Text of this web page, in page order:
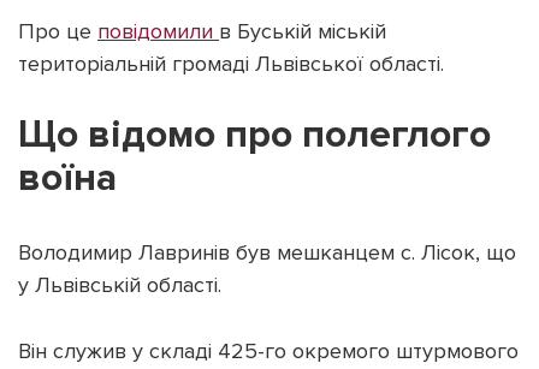
Політика конфіденційності
Наші соц мережі
Підтримати dyvys.info
Про це повідомили в Буській міській
територіальній громаді Львівської області.
Що відомо про полеглого
воїна
Володимир Лавринів був мешканцем с. Лісок, що
у Львівській області.
Він служив у складі 425-го окремого штурмового